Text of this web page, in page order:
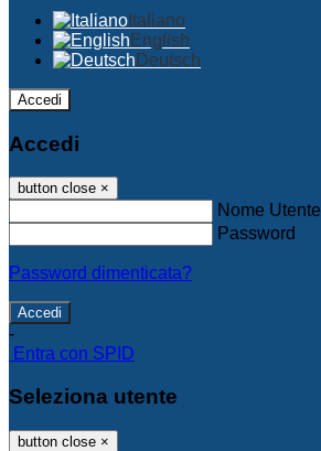
Italiano
English
Deutsch
Accedi
Accedi
button close ×
Nome Utente
Password
Password dimenticata?
-
Entra con SPID
Seleziona utente
button close ×